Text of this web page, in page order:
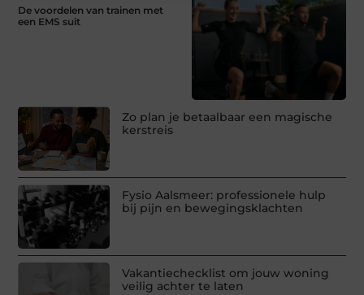
De voordelen van trainen met
een EMS suit
Zo plan je betaalbaar een magische
kerstreis
Fysio Aalsmeer: professionele hulp
bij pijn en bewegingsklachten
Vakantiechecklist om jouw woning
veilig achter te laten